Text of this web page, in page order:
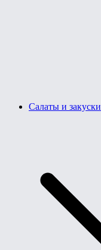
Салаты и закуски